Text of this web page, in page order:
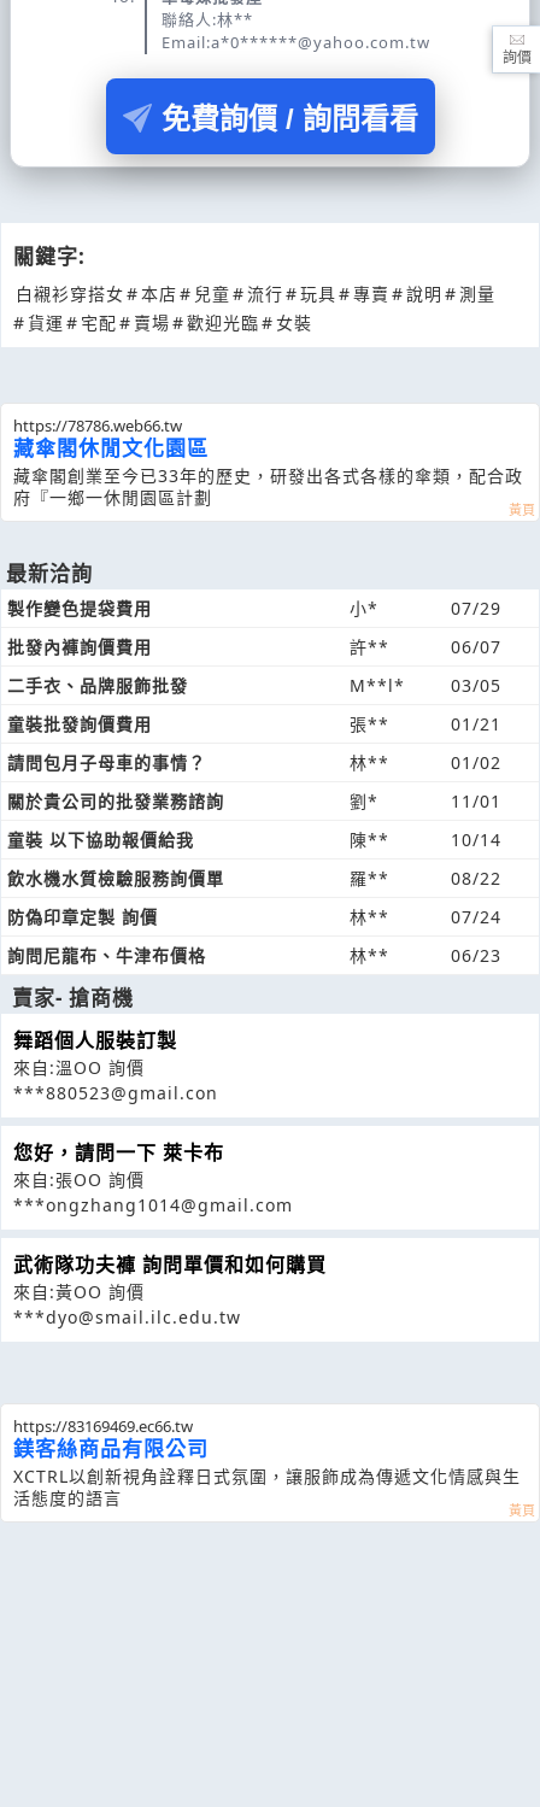
聯絡人:林**
Email:a*0******@yahoo.com.tw
免費詢價 / 詢問看看
關鍵字:
白襯衫穿搭女#本店# 兒童#流行#玩具#專賣 #說明 #測量
# 貨運 # 宅配# 賣場#歡迎光臨#女裝
https://78786.web66.tw
藏傘閣休閒文化園區
藏傘閣創業至今已33年的歷史，研發出各式各樣的傘類，配合政
府『一鄉一休閒園區計劃
最新洽詢
製作變色提袋費用 小*
07/29
批發內褲詢價費用
許**
06/07
二手衣、品牌服飾批發
M**l*
03/05
童裝批發詢價費用
張**
01/21
請問包月子母車的事情？
林**
01/02
關於貴公司的批發業務諮詢
劉*
11/01
童裝 以下協助報價給我
陳**
10/14
飲水機水質檢驗服務詢價單
羅**
08/22
防偽印章定製 詢價
林**
07/24
詢問尼龍布、牛津布價格
林** 06/23
賣家- 搶商機
舞蹈個人服裝訂製
來自:溫OO 詢價
***880523@gmail.con
您好，請問一下 萊卡布
來自:張OO 詢價
***ongzhang1014@gmail.com
武術隊功夫褲 詢問單價和如何購買
來自:黃OO 詢價
***dyo@smail.ilc.edu.tw
https://83169469.ec66.tw
鎂客絲商品有限公司
XCTRL以創新視角詮釋日式氛圍，讓服飾成為傳遞文化情感與生
活態度的語言
詢價